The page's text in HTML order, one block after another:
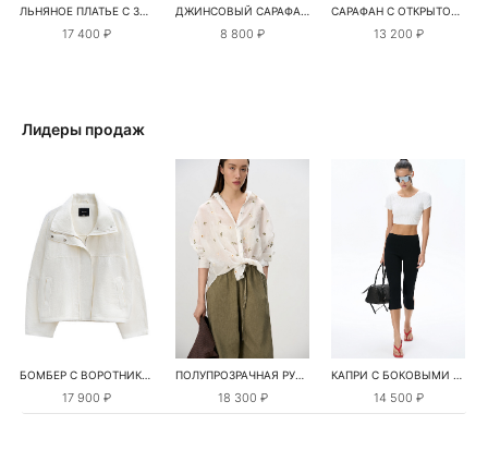
ЛЬНЯНОЕ ПЛАТЬЕ С ЗАВЯЗКАМИ НА СПИНЕ
17 400 ₽
ДЖИНСОВЫЙ САРАФАН НА БРЕТЕЛЯХ
8 800 ₽
САРАФАН С ОТКРЫТОЙ СПИНОЙ
13 200 ₽
Лидеры продаж
БОМБЕР С ВОРОТНИКОМ-СТОЙКОЙ
17 900 ₽
ПОЛУПРОЗРАЧНАЯ РУБАШКА С РОМАШКАМИ
18 300 ₽
КАПРИ С БОКОВЫМИ РАЗРЕЗАМИ
14 500 ₽